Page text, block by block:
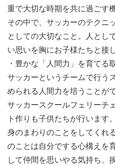
重で大切な時期を共に過ごす
その中で、サッカーのテクニ
としての大切なこと。人とし
い思いを胸にお子様たちと接
・豊かな「人間力」を育てる
サッカーというチームで行う
められる人間力を培うことが
サッカースクールフェリーチ
ト作りも子供たちが行います
身のまわりのことをしてくれ
のことは自分でする心構えを
して仲間を思いやる気持ち、